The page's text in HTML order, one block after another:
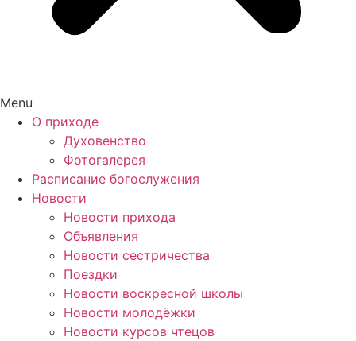
Menu
О приходе
Духовенство
Фотогалерея
Расписание богослужения
Новости
Новости прихода
Объявления
Новости сестричества
Поездки
Новости воскресной школы
Новости молодёжки
Новости курсов чтецов